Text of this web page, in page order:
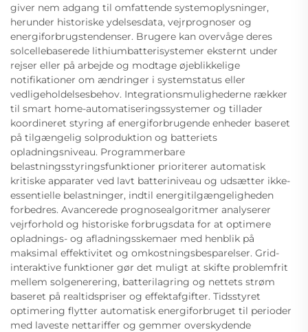
giver nem adgang til omfattende systemoplysninger,
herunder historiske ydelsesdata, vejrprognoser og
energiforbrugstendenser. Brugere kan overvåge deres
solcellebaserede lithiumbatterisystemer eksternt under
rejser eller på arbejde og modtage øjeblikkelige
notifikationer om ændringer i systemstatus eller
vedligeholdelsesbehov. Integrationsmulighederne rækker
til smart home-automatiseringssystemer og tillader
koordineret styring af energiforbrugende enheder baseret
på tilgængelig solproduktion og batteriets
opladningsniveau. Programmerbare
belastningsstyringsfunktioner prioriterer automatisk
kritiske apparater ved lavt batteriniveau og udsætter ikke-
essentielle belastninger, indtil energitilgængeligheden
forbedres. Avancerede prognosealgoritmer analyserer
vejrforhold og historiske forbrugsdata for at optimere
opladnings- og afladningsskemaer med henblik på
maksimal effektivitet og omkostningsbesparelser. Grid-
interaktive funktioner gør det muligt at skifte problemfrit
mellem solgenerering, batterilagring og nettets strøm
baseret på realtidspriser og effektafgifter. Tidsstyret
optimering flytter automatisk energiforbruget til perioder
med laveste nettariffer og gemmer overskydende